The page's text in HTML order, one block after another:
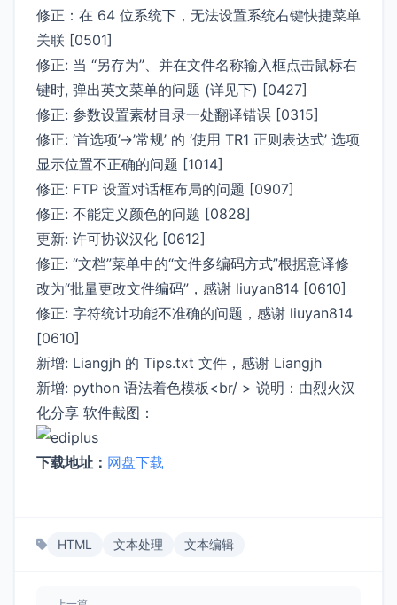
修正：在 64 位系统下，无法设置系统右键快捷菜单
关联 [0501]
修正: 当 “另存为”、并在文件名称输入框点击鼠标右
键时, 弹出英文菜单的问题 (详见下) [0427]
修正: 参数设置素材目录一处翻译错误 [0315]
修正: ‘首选项’->’常规’ 的 ‘使用 TR1 正则表达式’ 选项
显示位置不正确的问题 [1014]
修正: FTP 设置对话框布局的问题 [0907]
修正: 不能定义颜色的问题 [0828]
更新: 许可协议汉化 [0612]
修正: “文档”菜单中的“文件多编码方式”根据意译修
改为“批量更改文件编码”，感谢 liuyan814 [0610]
修正: 字符统计功能不准确的问题，感谢 liuyan814
[0610]
新增: Liangjh 的 Tips.txt 文件，感谢 Liangjh
新增: python 语法着色模板<br/ > 说明：由烈火汉
化分享 软件截图：
下载地址： 网盘下载
HTML 文本处理 文本编辑